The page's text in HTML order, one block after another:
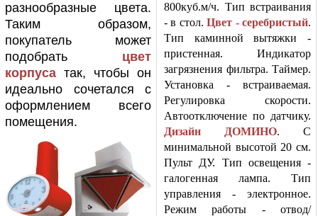
разнообразные цвета.
Таким образом,
покупатель может
подобрать цвет
корпуса так, чтобы он
идеально сочетался с
оформлением всего
помещения.
800куб.м/ч. Тип встраивания
- в стол.Цвет - серебристый.
Тип каминной вытяжки -
пристенная. Индикатор
загрязнения фильтра. Таймер.
Установка - встраиваемая.
Регулировка скорости.
Автоотключение по датчику.
Дизайн ДОМИНО. С
минимальной высотой 20 см.
Пульт ДУ. Тип освещения -
галогенная лампа. Тип
управления - электронное.
Режим работы - отвод/